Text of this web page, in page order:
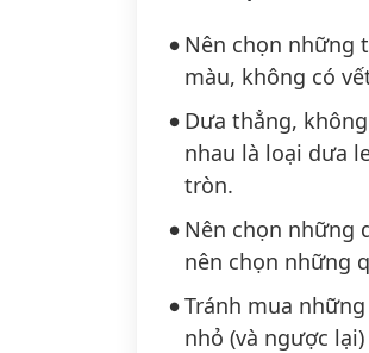
Nên chọn những
màu, không có
Dưa thẳng,
nhau là loại dưa
tròn.
Nên chọn những
nên chọn những
Tránh mua
nhỏ (và ngược